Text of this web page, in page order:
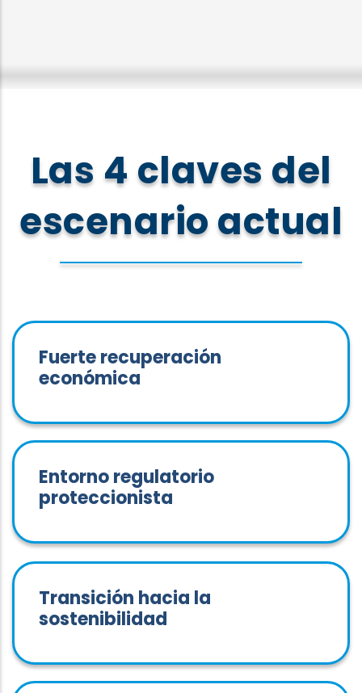
Las 4 claves del
escenario actual
Fuerte recuperación
económica
Entorno regulatorio
proteccionista
Transición hacia la
sostenibilidad